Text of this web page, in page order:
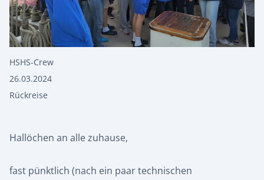
HSHS-Crew
26.03.2024
Rückreise
Hallöchen an alle zuhause,
fast pünktlich (nach ein paar technischen